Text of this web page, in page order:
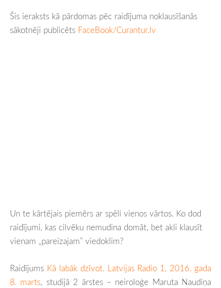
Šis ieraksts kā pārdomas pēc raidījuma noklausīšanās
sākotnēji publicēts FaceBook/Curantur.lv
Un te kārtējais piemērs ar spēli vienos vārtos. Ko dod
raidījumi, kas cilvēku nemudina domāt, bet akli klausīt
vienam „pareizajam” viedoklim?
Raidījums Kā labāk dzīvot. Latvijas Radio 1, 2016. gada
8. marts, studijā 2 ārstes – neiroloģe Maruta Naudiņa